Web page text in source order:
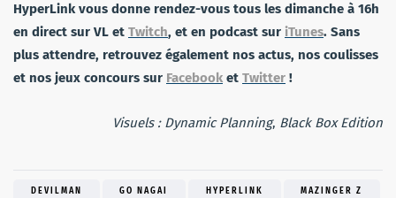
HyperLink vous donne rendez-vous tous les dimanche à 16h
en direct sur VL et Twitch, et en podcast sur iTunes. Sans
plus attendre, retrouvez également nos actus, nos coulisses
et nos jeux concours sur Facebook et Twitter !
Visuels : Dynamic Planning, Black Box Edition
DEVILMAN GO NAGAI HYPERLINK MAZINGER Z